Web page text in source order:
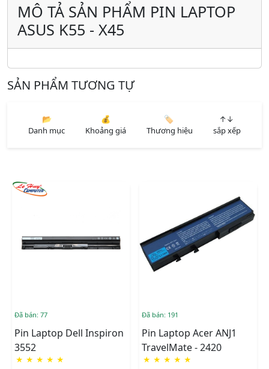
MÔ TẢ SẢN PHẨM PIN LAPTOP
ASUS K55 - X45
SẢN PHẨM TƯƠNG TỰ
📂
Danh mục
💰
Khoảng giá
🏷️
Thương hiệu
↑↓
sắp xếp
Đã bán: 77
Pin Laptop Dell Inspiron
3552
★ ★ ★ ★ ★
Đã bán: 191
Pin Laptop Acer ANJ1
TravelMate - 2420
★ ★ ★ ★ ★